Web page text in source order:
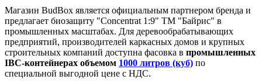
Магазин BudBox является официальным партнером бренда и
предлагает биозащиту "Concentrat 1:9" ТМ "Байрис" в
промышленных масштабах. Для деревообрабатывающих
предприятий, производителей каркасных домов и крупных
строительных компаний доступна фасовка в промышленных
IBC-контейнерах объемом 1000 литров (куб) по
специальной выгодной цене с НДС.